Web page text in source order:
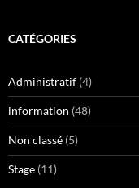
CATÉGORIES
Administratif (4)
information (48)
Non classé (5)
Stage (11)